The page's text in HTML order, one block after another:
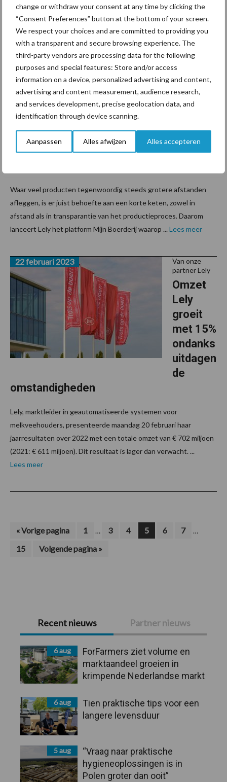
change or withdraw your consent at any time by clicking the
“Consent Preferences” button at the bottom of your screen.
We respect your choices and are committed to providing you
with a transparent and secure browsing experience. The
third-party vendors are processing data for the following
purposes and special features: Store and/or access
information on a device, personalized advertising and content,
advertising and content measurement, audience research,
and services development, precise geolocation data, and
identification through device scanning.
Aanpassen Alles afwijzen Alles accepteren
geven deze events je ...Lees meer
Van onze
partner Lely
Lely
lanceert
platform
dat de
keten
van
15 maart 2023
Waar veel producten tegenwoordig steeds grotere afstanden
afleggen, is er juist behoefte aan een korte keten, zowel in
afstand als in transparantie van het productieproces. Daarom
lanceert Lely het platform Mijn Boerderij waarop ... Lees meer
Van onze
partner Lely
Omzet
Lely
groeit
met 15%
ondanks
uitdagen
de
omstandigheden
22 februari 2023
Lely, marktleider in geautomatiseerde systemen voor
melkveehouders, presenteerde maandag 20 februari haar
jaarresultaten over 2022 met een totale omzet van € 702 miljoen
(2021: € 611 miljoen). Dit resultaat is lager dan verwacht. ...
Lees meer
«Ga
Vorige pagina Pagina
1
Interim
zijn
… Pagina
3 Pagina
4 Pagina
5 Pagina
6 Pagina
7 …
Pagina
15
Ga
naar
Volgende pagina »
Primaire
Sidebar
Recent nieuws Partner nieuws
6 aug
ForFarmers ziet volume en
marktaandeel groeien in
krimpende Nederlandse markt
6 aug
Tien praktische tips voor een
langere levensduur
5 aug
“Vraag naar praktische
hygieneoplossingen is in
Polen groter dan ooit”